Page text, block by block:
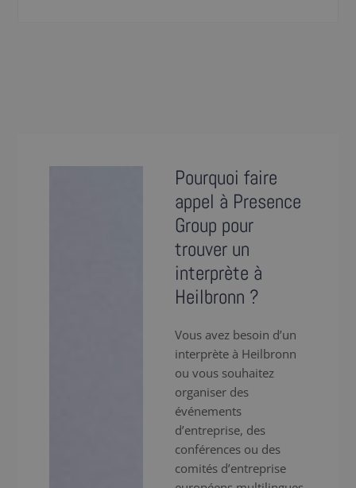
Pourquoi faire
appel à Presence
Group pour
trouver un
interprète à
Heilbronn ?
Vous avez besoin d’un
interprète à Heilbronn
ou vous souhaitez
organiser des
événements
d’entreprise, des
conférences ou des
comités d’entreprise